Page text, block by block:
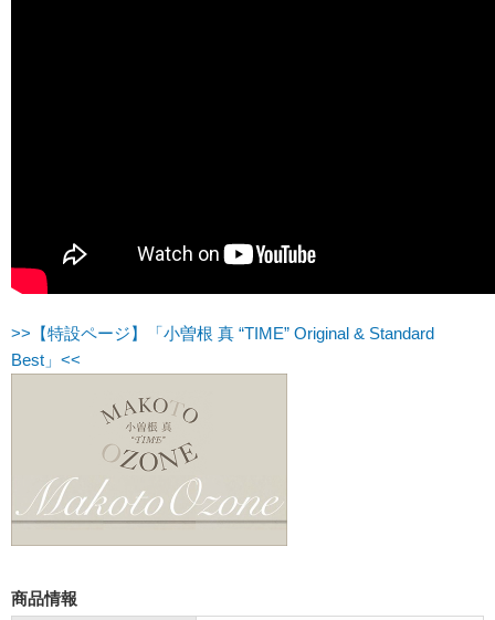
>>【特設ページ】「小曽根 真 “TIME” Original & Standard
Best」<<
商品情報